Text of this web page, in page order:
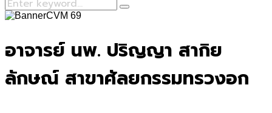
Search
for:
Search
อาจารย์ นพ. ปริญญา สากิย
ลักษณ์ สาขาศัลยกรรมทรวงอก